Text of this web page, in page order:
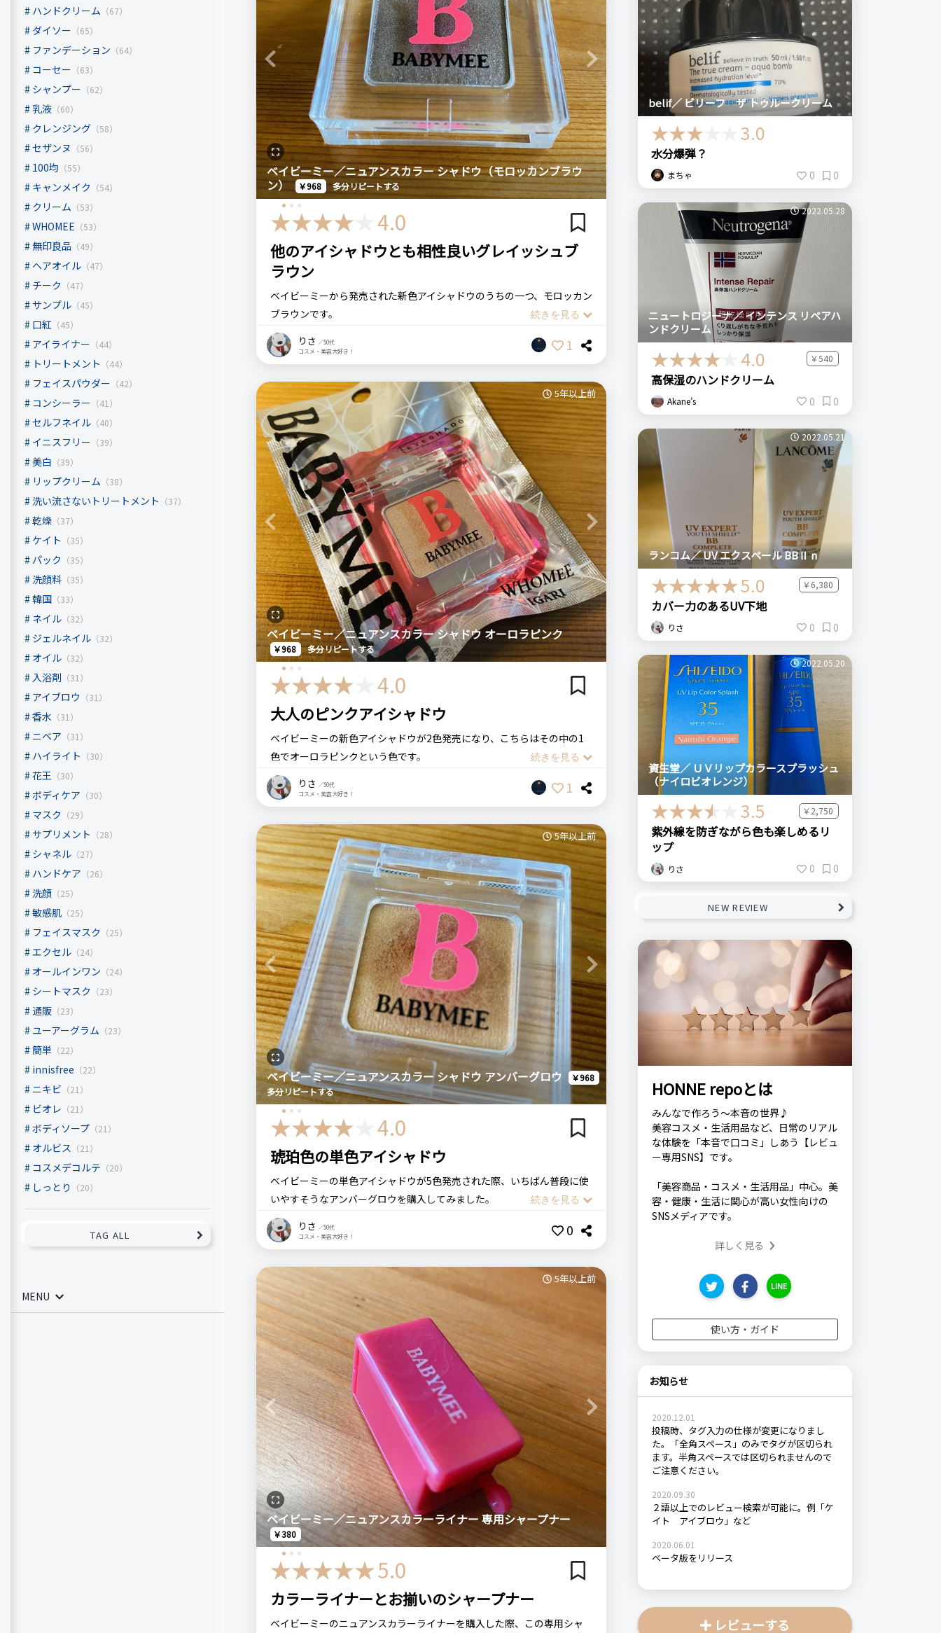
ハンドクリーム （67）
ダイソー （65）
ファンデーション （64）
コーセー （63）
シャンプー （62）
乳液 （60）
クレンジング （58）
セザンヌ （56）
100均 （55）
キャンメイク （54）
クリーム （53）
WHOMEE （53）
無印良品 （49）
ヘアオイル （47）
チーク （47）
サンプル （45）
口紅 （45）
アイライナー （44）
トリートメント （44）
フェイスパウダー （42）
コンシーラー （41）
セルフネイル （40）
イニスフリー （39）
美白 （39）
リップクリーム （38）
洗い流さないトリートメント （37）
乾燥 （37）
ケイト （35）
パック （35）
洗顔料 （35）
韓国 （33）
ネイル （32）
ジェルネイル （32）
オイル （32）
入浴剤 （31）
アイブロウ （31）
香水 （31）
ニベア （31）
ハイライト （30）
花王 （30）
ボディケア （30）
マスク （29）
サプリメント （28）
シャネル （27）
ハンドケア （26）
洗顔 （25）
敏感肌 （25）
フェイスマスク （25）
エクセル （24）
オールインワン （24）
シートマスク （23）
通販 （23）
ユーアーグラム （23）
簡単 （22）
innisfree （22）
ニキビ （21）
ビオレ （21）
ボディソープ （21）
オルビス （21）
コスメデコルテ （20）
しっとり （20）
TAG ALL
MENU
繊維が入っているのでまつ毛一本一本に繊細に塗るタイプのマスカラで
はないと思いますが、ボリューム感を出してラフに仕上げたいときには
ちょうど良い感じです。
BABYMEE ベイビーミー
ニュアンスカラーマスカラ（インディゴグレイ）
リピート回数・頻度
はじめて
次回のリピート予定
多分リピートする
ログイン
黒いマスカラとそんなに色の違いはないように思っていたけど、塗ってみ
ると軽やかさを感じる
太いブラシだけど意外と塗りやすい
悪いところ（残念）
結構ボリュームが出るところが自分の好みとは少し違った
注意点
特にありません
おすすめする人・おすすめしない人
黒いマスカラは飽きたけど奇抜なカラーマスカラはちょっと…という
人、ボリュームタイプのマスカラが好みの人におすすめします
比較したもの・こちらを選んだ理由
グレーのマスカラが欲しかったので
価格
1,408円
場所
公式オンラインショップ
ベイビーミー babymee
カラーマスカラ
マスカラ プチプラ
ステマっぽい
コメント（0 件）
Previous Next
ベイビーミー／ニュアンスカラー シャドウ（モロッカンブラウ
ン）
￥968 多分リピートする
4.0
他のアイシャドウとも相性良いグレイッシュブ
ラウン
ベイビーミーから発売された新色アイシャドウのうちの一つ、モロッカン
ブラウンです。
グレイ味を含んだブラウンで、これ1色だけで濃淡をつけて陰影を作るの
もいいですが、手持ちの他のアイシャドウと組み合わせても良い感じに仕
上がります。
濃すぎないブラウンなので、薄めの締め色として使うと古くさい感じに
転ばず、どんな色のアイシャドウと組み合わせてもわりと上手くまとまっ
てくれると思います。
色持ちは抜群にいいということはないです。
すぐに飛んでしまうということはありませんが、朝メイクして夜までそ
のまんま発色ということはありません。
プチプラなので、ミラー無し・付属チップ無しなのは許容範囲内。
この金額でニュアンスある色味、しっとりした粉質はかなり嬉しいです。
BABYMEE ベイビーミー
ニュアンスカラー シャドウ（モロッカンブラウン）
リピート回数・頻度
はじめて
ログイン
良いところ
濃すぎず薄すぎず、どんなアイシャドウとも組み合わせの効く色
悪いところ（残念）
Web限定発売なので気軽に色が試せない
注意点
Web限定発売、数量も限定のようです
おすすめする人・おすすめしない人
新しい締め色が欲しい方におすすめします
比較したもの・こちらを選んだ理由
既存色を使ってみて良かったので、新色も試したくなりました
価格
968円
場所
公式オンラインショップ
babymee
ニュアンスカラーシャドウ
この商品の【総合評価】を見る
ステマっぽい
コメント（0 件）
りさ ／50代
コスメ・美容大好き！
1
Previous Next
5年以上前
ベイビーミー／ニュアンスカラー シャドウ オーロラピンク
￥968 多分リピートする
4.0
大人のピンクアイシャドウ
ベイビーミーの新色アイシャドウが2色発売になり、こちらはその中の1
色でオーロラピンクという色です。
ピンクと言ってもパッと明るい感じではなく、グレーを含んだようなくす
みのある色になっています。
微妙なニュアンスの色合い（悪い意味ではなく）なので、わかりやすく発
色する感じではありませんが、まぶたに乗せると自分が元々持っている
くすみとミックスされて上手く陰影が付けられます。
若い人のイメージがあるプチプラブランドですが、これは大人の人の味
方になってくれる色だと思います。
これ1色では物足りなく感じる人もいそうですが、どんな色とも組み合わ
せられそうなので手持ちのアイシャドウに重ねても深みのある色になって
なかなか使いやすいのではないでしょうか。
BABYMEE ベイビーミー
ニュアンスカラー シャドウ オーロラピンク
リピート回数・頻度
はじめて
次回のリピート予定
多分リピートする
ログイン
良いところ
付けるとまぶたに陰影が作れる
くすみのあるピンクなので大人でも臆せず使える
悪いところ（残念）
結構微妙なニュアンスカラーなので写真と実物では印象が違うと思いま
す
注意点
ネットストア限定、数量限定の販売のようです
おすすめする人・おすすめしない人
普通に明るいピンクシャドウを期待している人にはおすすめしません
比較したもの・こちらを選んだ理由
こちらのシリーズの別の色を以前に使ってみて良かったので
価格
968円
場所
公式オンラインショップ
りさ ／50代
コスメ・美容大好き！
1
Previous Next
5年以上前
ベイビーミー／ニュアンスカラー シャドウ アンバーグロウ
￥968
多分リピートする
4.0
琥珀色の単色アイシャドウ
ベイビーミーの単色アイシャドウが5色発売された際、いちばん普段に使
いやすそうなアンバーグロウを購入してみました。
アンバー＝琥珀色ということで、ブラウンやオレンジ色も含んだような良
い色です。
パールが少し入っていてツヤっと仕上がります。
粉質もわりとしっとりしていて、この値段にしてはかなり良いのではと
思います。
単色で使ってもニュアンスある仕上がりですが、手持ちの他のアイシャド
ウに重ねると深みが出て良い感じです。
安価なのでそこまでは望んでいませんが、パッケージは簡素でもちろん
ミラーもチップも付いていません。
ケースが透明なのは、同じシリーズのシャドウを複数持っていても中身の
色が簡単に確認できて良いかなと思います。
BABYMEE ベイビーミー
ニュアンスカラー シャドウ アンバーグロウ
リピート回数・頻度
はじめて 多分リピートする
良いところ
使いやすい色
りさ ／50代
コスメ・美容大好き！
0
Previous Next
5年以上前
ベイビーミー／ニュアンスカラーライナー 専用シャープナー
￥380
5.0
カラーライナーとお揃いのシャープナー
ベイビーミーのニュアンスカラーライナーを購入した際、この専用シャ
belif／ ビリーフ ザ トゥルークリーム
3.0
水分爆弾？
まちゃ 0 0
2022.05.28
ニュートロジーナ／ インテンス リペアハ
ンドクリーム
4.0 ￥540
高保湿のハンドクリーム
Akane’s 0 0
2022.05.21
ランコム／ UV エクスペール BBⅡ n
5.0 ￥6,380
カバー力のあるUV下地
りさ 0 0
2022.05.20
資生堂／ ＵＶリップカラースプラッシュ
（ナイロビオレンジ）
3.5 ￥2,750
紫外線を防ぎながら色も楽しめるリ
ップ
りさ 0 0
NEW REVIEW
HONNE repoとは
みんなで作ろう～本音の世界♪
美容コスメ・生活用品など、日常のリアル
な体験を「本音で口コミ」しあう【レビュ
ー専用SNS】です。
「美容商品・コスメ・生活用品」中心。美
容・健康・生活に関心が高い女性向けの
SNSメディアです。
詳しく見る
LINE
使い方・ガイド
お知らせ
2020.12.01
投稿時、タグ入力の仕様が変更になりまし
た。「全角スペース」のみでタグが区切られ
ます。半角スペースでは区切られませんので
ご注意ください。
2020.09.30
２語以上でのレビュー検索が可能に。例「ケ
イト アイブロウ」など
2020.06.01
ベータ版をリリース
レビューする